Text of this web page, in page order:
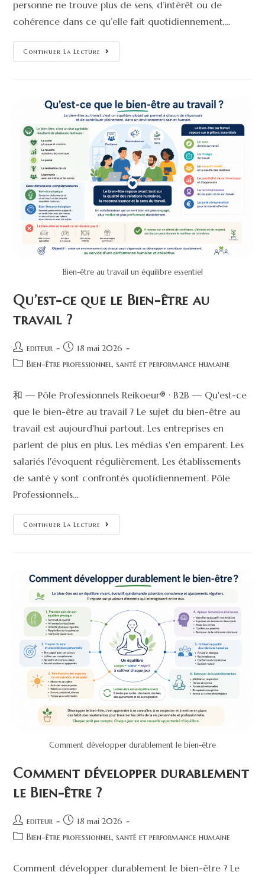
personne ne trouve plus de sens, d’intérêt ou de
cohérence dans ce qu’elle fait quotidiennement,…
Continuer La Lecture
Bien-être au travail un équilibre essentiel
Qu’est-ce que le Bien-être au
travail ?
editeur
18 mai 2026
Bien-être professionnel, santé et performance humaine
和 — Pôle Professionnels Reikoeur® · B2B — Qu'est-ce
que le bien-être au travail ? Le sujet du bien-être au
travail est aujourd'hui partout. Les entreprises en
parlent de plus en plus. Les médias s'en emparent. Les
salariés l'évoquent régulièrement. Les établissements
de santé y sont confrontés quotidiennement. Pôle
Professionnels…
Continuer La Lecture
Comment développer durablement le bien-être
Comment développer durablement
le Bien-être ?
editeur
18 mai 2026
Bien-être professionnel, santé et performance humaine
Comment développer durablement le bien-être ? Le